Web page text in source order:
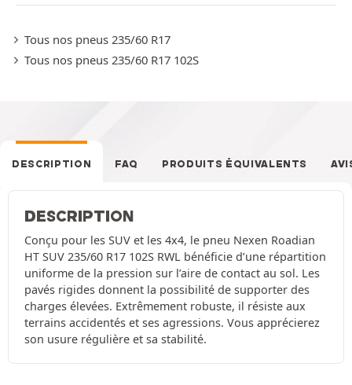
Tous nos pneus 235/60 R17
Tous nos pneus 235/60 R17 102S
DESCRIPTION FAQ PRODUITS ÉQUIVALENTS
DESCRIPTION
Conçu pour les SUV et les 4x4, le pneu Nexen Roadian
HT SUV 235/60 R17 102S RWL bénéficie d’une répartition
uniforme de la pression sur l’aire de contact au sol. Les
pavés rigides donnent la possibilité de supporter des
charges élevées. Extrêmement robuste, il résiste aux
terrains accidentés et ses agressions. Vous apprécierez
son usure régulière et sa stabilité.